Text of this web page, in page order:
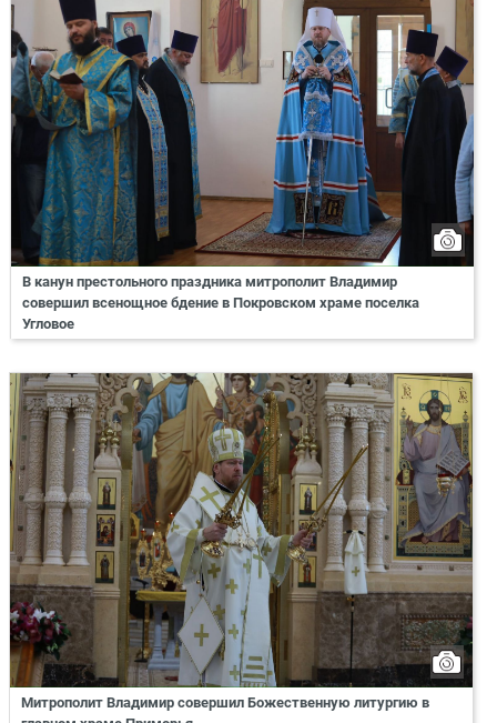
В канун престольного праздника митрополит Владимир
совершил всенощное бдение в Покровском храме поселка
Угловое
Митрополит Владимир совершил Божественную литургию в